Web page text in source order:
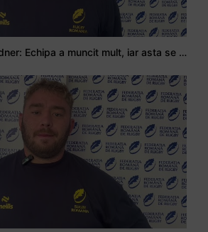
Stejarul Logan Weidner: Echipa a muncit mult, iar asta se va vedea în meciurile de la Nations Cup